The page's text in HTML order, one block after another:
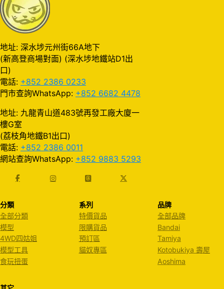
地址: 深水埗元州街66A地下
(新高登商場對面) (深水埗地鐵站D1出
口)
電話: +852 2386 0233
門市查詢WhatsApp: +852 6682 4478
地址: 九龍青山道483號再發工廠大廈一
樓G室
(荔枝角地鐵B1出口)
電話: +852 2386 0011
網站查詢WhatsApp: +852 9883 5293
分類
全部分類
模型
4WD四姑姐
模型工具
食玩扭蛋
系列
特價貨品
限購貨品
預訂區
貓奴專區
品牌
全部品牌
Bandai
Tamiya
Kotobukiya 壽屋
Aoshima